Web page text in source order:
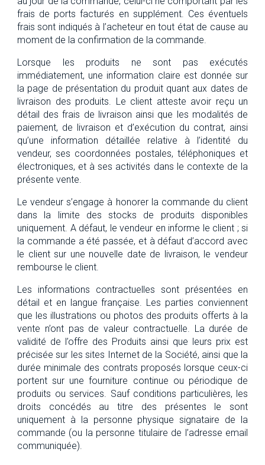
frais de ports facturés en supplément. Ces éventuels
frais sont indiqués à l’acheteur en tout état de cause au
moment de la confirmation de la commande.
Lorsque les produits ne sont pas exécutés
immédiatement, une information claire est donnée sur
la page de présentation du produit quant aux dates de
livraison des produits. Le client atteste avoir reçu un
détail des frais de livraison ainsi que les modalités de
paiement, de livraison et d’exécution du contrat, ainsi
qu’une information détaillée relative à l’identité du
vendeur, ses coordonnées postales, téléphoniques et
électroniques, et à ses activités dans le contexte de la
présente vente.
Le vendeur s’engage à honorer la commande du client
dans la limite des stocks de produits disponibles
uniquement. A défaut, le vendeur en informe le client ; si
la commande a été passée, et à défaut d’accord avec
le client sur une nouvelle date de livraison, le vendeur
rembourse le client.
Les informations contractuelles sont présentées en
détail et en langue française. Les parties conviennent
que les illustrations ou photos des produits offerts à la
vente n’ont pas de valeur contractuelle. La durée de
validité de l’offre des Produits ainsi que leurs prix est
précisée sur les sites Internet de la Société, ainsi que la
durée minimale des contrats proposés lorsque ceux-ci
portent sur une fourniture continue ou périodique de
produits ou services. Sauf conditions particulières, les
droits concédés au titre des présentes le sont
uniquement à la personne physique signataire de la
commande (ou la personne titulaire de l’adresse email
communiquée).